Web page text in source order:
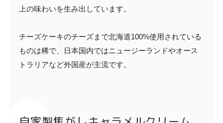
上の味わいを生み出しています。
チーズケーキのチーズまで北海道100%使用されている
ものは稀で、日本国内ではニュージーランドやオース
トラリアなど外国産が主流です。